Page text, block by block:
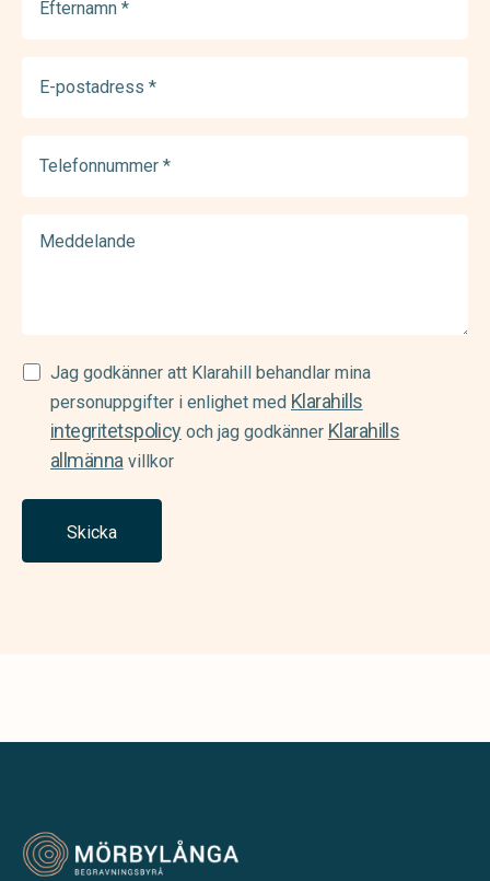
(Required)
postadress
(Required)
Samtycke
(Required)
Jag godkänner att Klarahill behandlar mina
personuppgifter i enlighet med Klarahills
integritetspolicyoch jag godkänner Klarahills
allmännavillkor
Skicka